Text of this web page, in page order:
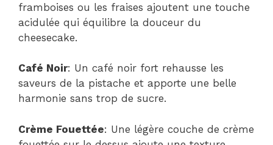
framboises ou les fraises ajoutent une touche
acidulée qui équilibre la douceur du
cheesecake.
Café Noir: Un café noir fort rehausse les
saveurs de la pistache et apporte une belle
harmonie sans trop de sucre.
Crème Fouettée: Une légère couche de crème